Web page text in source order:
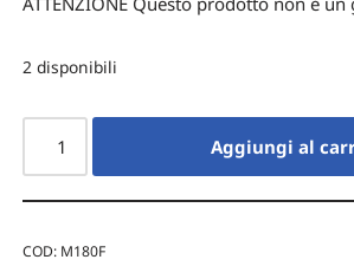
2 disponibili
Aggiungi al
COD: M180F